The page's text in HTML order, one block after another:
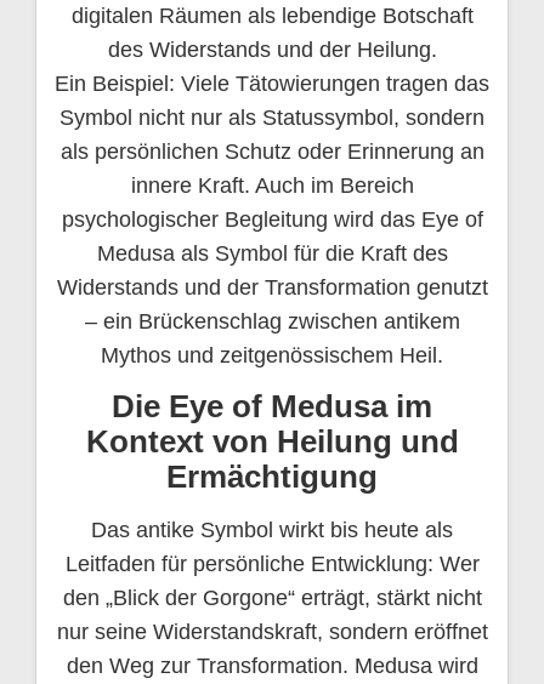
digitalen Räumen als lebendige Botschaft
des Widerstands und der Heilung.
Ein Beispiel: Viele Tätowierungen tragen das
Symbol nicht nur als Statussymbol, sondern
als persönlichen Schutz oder Erinnerung an
innere Kraft. Auch im Bereich
psychologischer Begleitung wird das Eye of
Medusa als Symbol für die Kraft des
Widerstands und der Transformation genutzt
– ein Brückenschlag zwischen antikem
Mythos und zeitgenössischem Heil.
Die Eye of Medusa im
Kontext von Heilung und
Ermächtigung
Das antike Symbol wirkt bis heute als
Leitfaden für persönliche Entwicklung: Wer
den „Blick der Gorgone“ erträgt, stärkt nicht
nur seine Widerstandskraft, sondern eröffnet
den Weg zur Transformation. Medusa wird